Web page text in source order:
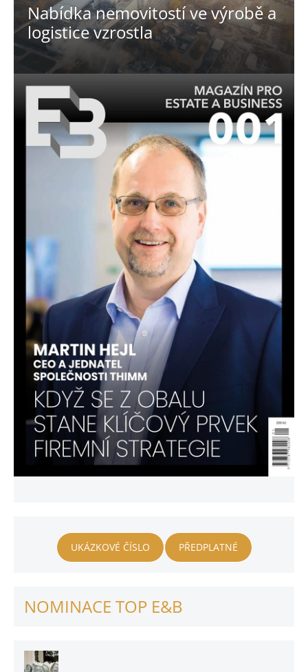
Nabídka nemovitostí ve výrobě a
logistice vzrostla
UKÁZKOVÉ ČÍSLO PŘEDPLATNÉ
NOMINACE TOP E&B